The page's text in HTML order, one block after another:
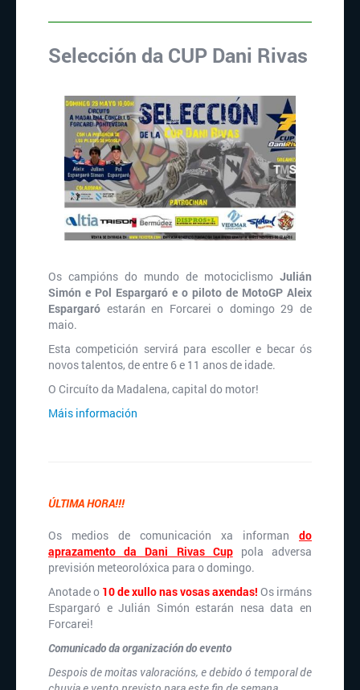
Selección da CUP Dani Rivas
Os campións do mundo de motociclismo Julián
Simón e Pol Espargaró e o piloto de MotoGP Aleix
Espargaró estarán en Forcarei o domingo 29 de
maio.
Esta competición servirá para escoller e becar ós
novos talentos, de entre 6 e 11 anos de idade.
O Circuíto da Madalena, capital do motor!
Máis información
ÚLTIMA HORA!!!
Os medios de comunicación xa informan do
aprazamento da Dani Rivas Cuppola adversa
previsión meteorolóxica para o domingo.
Anotade o 10 de xullo nas vosas axendas! Os irmáns
Espargaró e Julián Simón estarán nesa data en
Forcarei!
Comunicado da organización do evento
Despois de moitas valoracións, e debido ó temporal de